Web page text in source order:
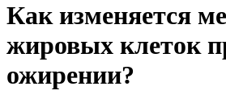
Как изменяется
жировых клеток
ожирении?